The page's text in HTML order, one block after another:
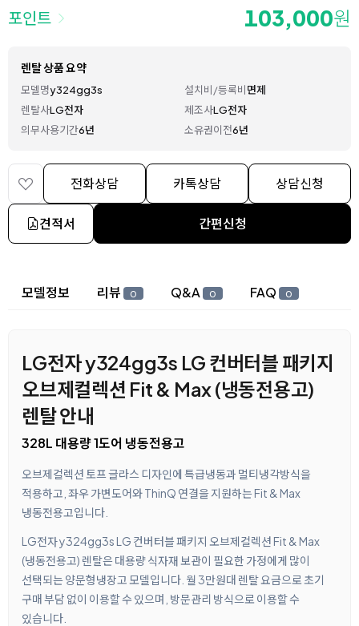
포인트 103,000원
렌탈 상품 요약
모델명y324gg3s 설치비/등록비면제
렌탈사LG전자 제조사LG전자
의무사용기간6년 소유권이전6년
전화상담 카톡상담 상담신청
견적서 간편신청
상세 정보
모델정보 리뷰 0 Q&A 0 FAQ 0
LG전자 y324gg3s LG 컨버터블 패키지
오브제컬렉션 Fit & Max (냉동전용고)
렌탈 안내
328L 대용량 1도어 냉동전용고
오브제컬렉션 토프 글라스 디자인에 특급냉동과 멀티냉각방식을
적용하고, 좌우 가변도어와 ThinQ 연결을 지원하는 Fit & Max
냉동전용고입니다.
LG전자 y324gg3s LG 컨버터블 패키지 오브제컬렉션 Fit & Max
(냉동전용고) 렌탈은 대용량 식자재 보관이 필요한 가정에게 많이
선택되는 양문형냉장고 모델입니다. 월 3만원대 렌탈 요금으로 초기
구매 부담 없이 이용할 수 있으며, 방문관리 방식으로 이용할 수
있습니다.